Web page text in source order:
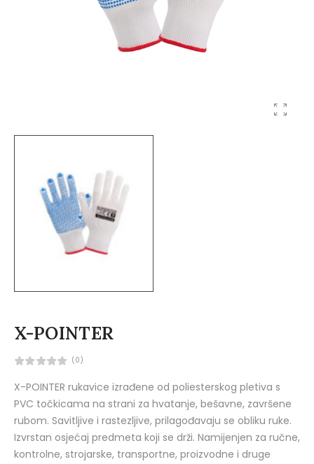
X-POINTER
(0)
X-POINTER rukavice izrađene od poliesterskog pletiva s
PVC točkicama na strani za hvatanje, bešavne, završene
rubom. Savitljive i rastezljive, prilagođavaju se obliku ruke.
Izvrstan osjećaj predmeta koji se drži. Namijenjen za ručne,
kontrolne, strojarske, transportne, proizvodne i druge